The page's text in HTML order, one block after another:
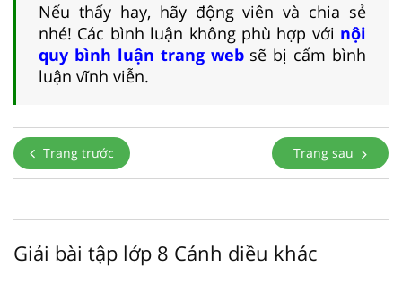
Nếu thấy hay, hãy động viên và chia sẻ
nhé! Các bình luận không phù hợp với nội
quy bình luận trang websẽ bị cấm bình
luận vĩnh viễn.
Trang trước Trang sau
Giải bài tập lớp 8 Cánh diều khác